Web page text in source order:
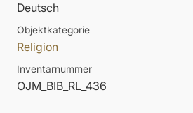
Deutsch
Objektkategorie
Religion
Inventarnummer
OJM_BIB_RL_436